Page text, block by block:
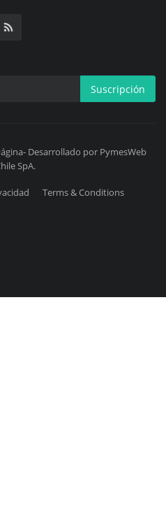
Suscripción
Desarrollado por PymesWeb
SpA.
Terms & Conditions